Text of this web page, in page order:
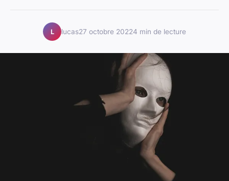
L lucas27 octobre 20224 min de lecture